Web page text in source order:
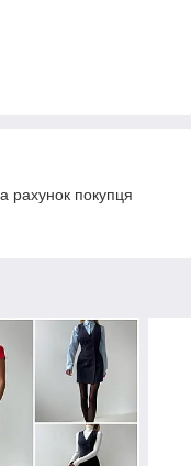
рахунок покупця